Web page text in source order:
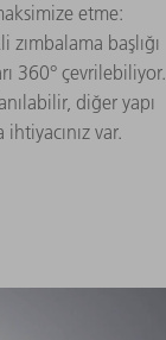
etme:
zımbalama başlığı
360° çevrilebiliyor.
diğer yapı
var.